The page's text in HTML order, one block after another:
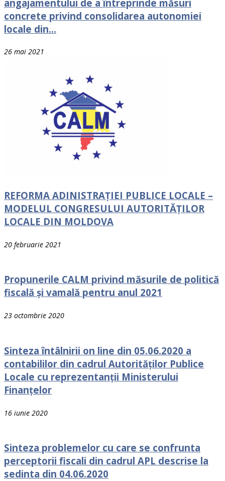
angajamentului de a întreprinde măsuri
concrete privind consolidarea autonomiei
locale din...
26 mai 2021
REFORMA ADINISTRAȚIEI PUBLICE LOCALE –
MODELUL CONGRESULUI AUTORITĂȚILOR
LOCALE DIN MOLDOVA
20 februarie 2021
Propunerile CALM privind măsurile de politică
fiscală și vamală pentru anul 2021
23 octombrie 2020
Sinteza întâlnirii on line din 05.06.2020 a
contabililor din cadrul Autorităților Publice
Locale cu reprezentanții Ministerului
Finanțelor
16 iunie 2020
Sinteza problemelor cu care se confrunta
perceptorii fiscali din cadrul APL descrise la
sedinta din 04.06.2020